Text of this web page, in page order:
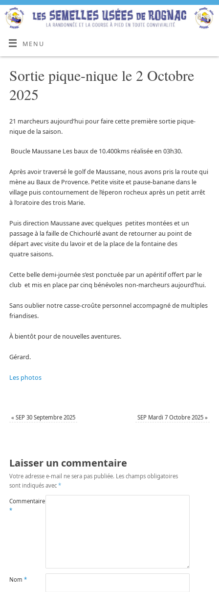
MENU
Sortie pique-nique le 2 Octobre
2025
21 marcheurs aujourd’hui pour faire cette première sortie pique-
nique de la saison.
Boucle Maussane Les baux de 10.400kms réalisée en 03h30.
Après avoir traversé le golf de Maussane, nous avons pris la route qui
mène au Baux de Provence. Petite visite et pause-banane dans le
village puis contournement de l’éperon rocheux après un petit arrêt
à l’oratoire des trois Marie.
Puis direction Maussane avec quelques petites montées et un
passage à la faille de Chichourlé avant de retourner au point de
départ avec visite du lavoir et de la place de la fontaine des
quatre saisons.
Cette belle demi-journée s’est ponctuée par un apéritif offert par le
club et mis en place par cinq bénévoles non-marcheurs aujourd’hui.
Sans oublier notre casse-croûte personnel accompagné de multiples
friandises.
À bientôt pour de nouvelles aventures.
Gérard.
Les photos
« SEP 30 Septembre 2025 SEP Mardi 7 Octobre 2025»
Laisser un commentaire
Votre adresse e-mail ne sera pas publiée. Les champs obligatoires
sont indiqués avec *
Commentaire
*
Nom *